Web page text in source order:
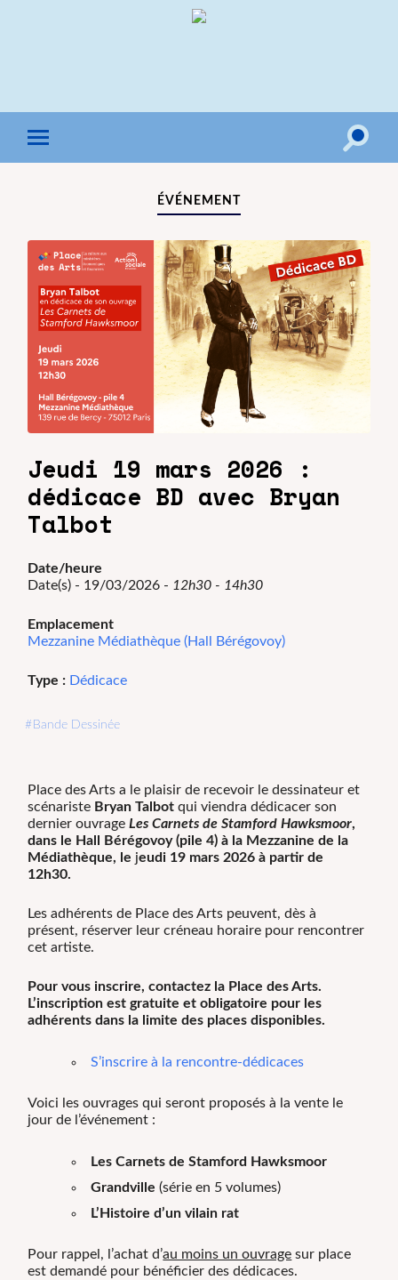
mobile
Toggle
Jeudi 19 mars 2026 :
dédicace BD avec Bryan
Talbot
Date/heure
Date(s) - 19/03/2026 - 12h30 - 14h30
Emplacement
Mezzanine Médiathèque (Hall Bérégovoy)
Type : Dédicace
Bande Dessinée
Place des Arts a le plaisir de recevoir le dessinateur et
scénariste Bryan Talbot qui viendra dédicacer son
dernier ouvrageLes Carnets de Stamford Hawksmoor,
dans le Hall Bérégovoy (pile 4) à la Mezzanine de la
Médiathèque, le jeudi 19 mars 2026 à partir de
12h30.
Les adhérents de Place des Arts peuvent, dès à
présent, réserver leur créneau horaire pour rencontrer
cet artiste.
Pour vous inscrire, contactez la Place des Arts.
L’inscription est gratuite et obligatoire pour les
adhérents dans la limite des places disponibles.
S’inscrire à la rencontre-dédicaces
Voici les ouvrages qui seront proposés à la vente le
jour de l’événement :
Les Carnets de Stamford Hawksmoor
Grandville(série en 5 volumes)
L’Histoire d’un vilain rat
Pour rappel, l’achat d’au moins un ouvrage sur place
est demandé pour bénéficier des dédicaces.